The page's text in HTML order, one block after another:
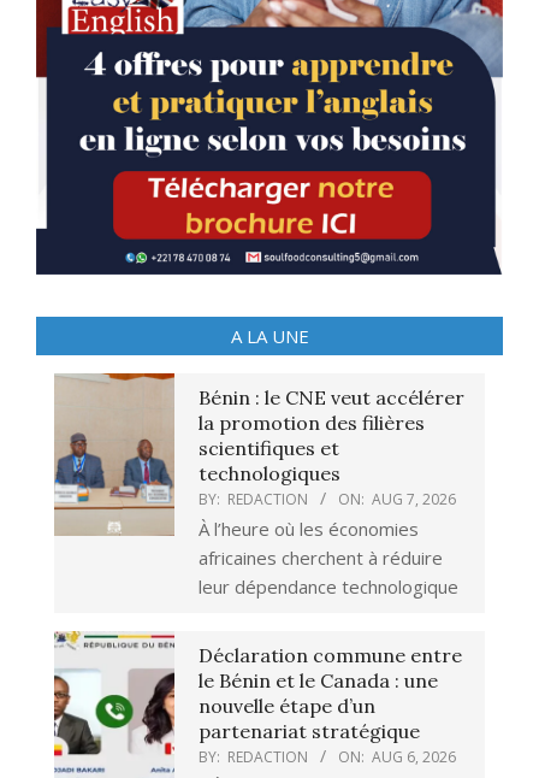
A LA UNE
Bénin : le CNE veut accélérer
la promotion des filières
scientifiques et
technologiques
BY: REDACTION ON: AUG 7, 2026
À l’heure où les économies
africaines cherchent à réduire
leur dépendance technologique
Déclaration commune entre
le Bénin et le Canada : une
nouvelle étape d’un
partenariat stratégique
BY: REDACTION ON: AUG 6, 2026